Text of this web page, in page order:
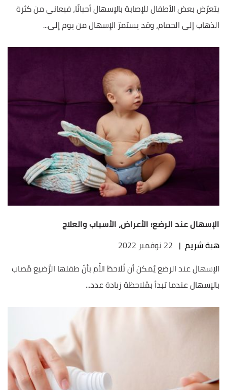
يتعرّض بعض الأطفال للإصابة بالإسهال أحيانًا، فيعاني من كثرة
الذهاب إلى الحمام، وقد يستمرّ الإسهال من يوم إلى...
الإسهال عند الرضع: الأعراض، الأسباب والعلاج
هبة شريم | 22 نوفمبر 2022
الإسهال عند الرضع يُمكن أن تُلاحظ الأُم بأنّ طفلها الرَّضيع مُصاب
بالإسهال عندما تبدأ بمُلاحظة زيادة عدد...